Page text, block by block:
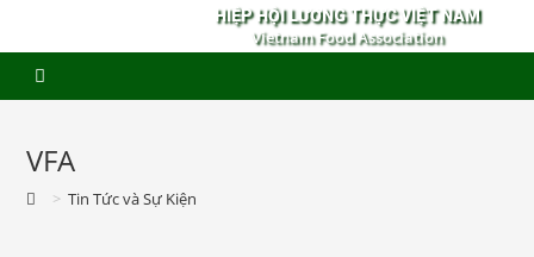
HIỆP HỘI LƯƠNG THỰC VIỆT NAM
Vietnam Food Association
VFA
> Tin Tức và Sự Kiện